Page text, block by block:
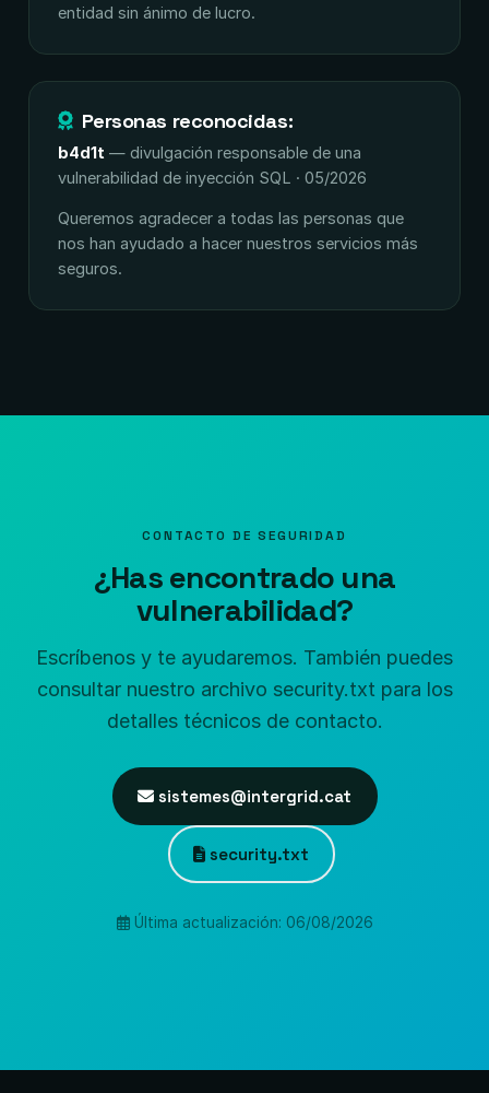
entidad sin ánimo de lucro.
Personas reconocidas:
b4d1t — divulgación responsable de una
vulnerabilidad de inyección SQL · 05/2026
Queremos agradecer a todas las personas que
nos han ayudado a hacer nuestros servicios más
seguros.
CONTACTO DE SEGURIDAD
¿Has encontrado una
vulnerabilidad?
Escríbenos y te ayudaremos. También puedes
consultar nuestro archivo security.txt para los
detalles técnicos de contacto.
sistemes@intergrid.cat
security.txt
Última actualización: 06/08/2026